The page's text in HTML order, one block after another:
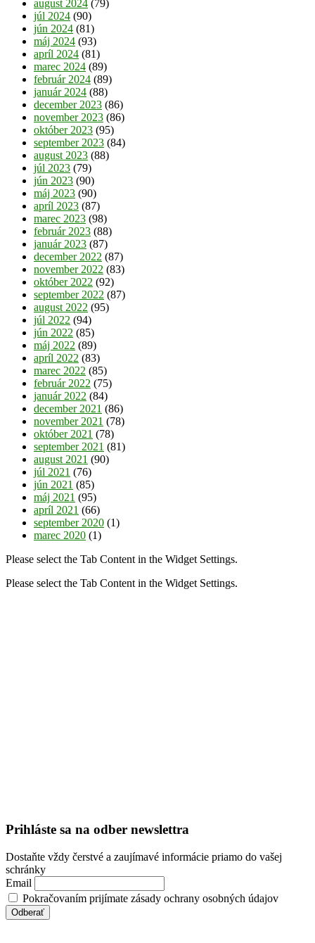
august 2024 (79)
júl 2024 (90)
jún 2024 (81)
máj 2024 (93)
apríl 2024 (81)
marec 2024 (89)
február 2024 (89)
január 2024 (88)
december 2023 (86)
november 2023 (86)
október 2023 (95)
september 2023 (84)
august 2023 (88)
júl 2023 (79)
jún 2023 (90)
máj 2023 (90)
apríl 2023 (87)
marec 2023 (98)
február 2023 (88)
január 2023 (87)
december 2022 (87)
november 2022 (83)
október 2022 (92)
september 2022 (87)
august 2022 (95)
júl 2022 (94)
jún 2022 (85)
máj 2022 (89)
apríl 2022 (83)
marec 2022 (85)
február 2022 (75)
január 2022 (84)
december 2021 (86)
november 2021 (78)
október 2021 (78)
september 2021 (81)
august 2021 (90)
júl 2021 (76)
jún 2021 (85)
máj 2021 (95)
apríl 2021 (66)
september 2020 (1)
marec 2020 (1)
Please select the Tab Content in the Widget Settings.
Please select the Tab Content in the Widget Settings.
Prihláste sa na odber newslettra
Dostaňte vždy čerstvé a zaujímavé informácie priamo do vašej
schránky
Email
Pokračovaním prijímate zásady ochrany osobných údajov